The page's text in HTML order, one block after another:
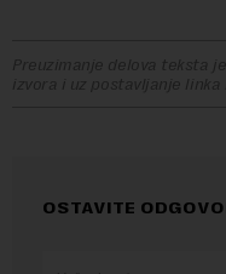
Preuzimanje delova teksta
izvora i uz postavljanje linka
OSTAVITE